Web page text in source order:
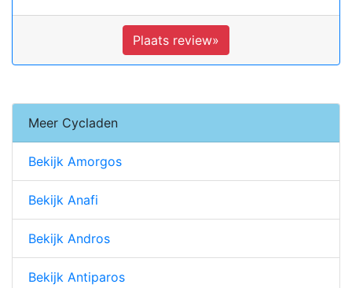
Plaats review»
Meer Cycladen
Bekijk Amorgos
Bekijk Anafi
Bekijk Andros
Bekijk Antiparos